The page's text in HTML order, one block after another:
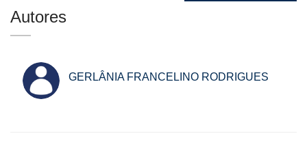
Autores
GERLÂNIA FRANCELINO RODRIGUES